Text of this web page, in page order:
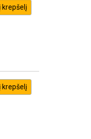
į krepšelį
į krepšelį